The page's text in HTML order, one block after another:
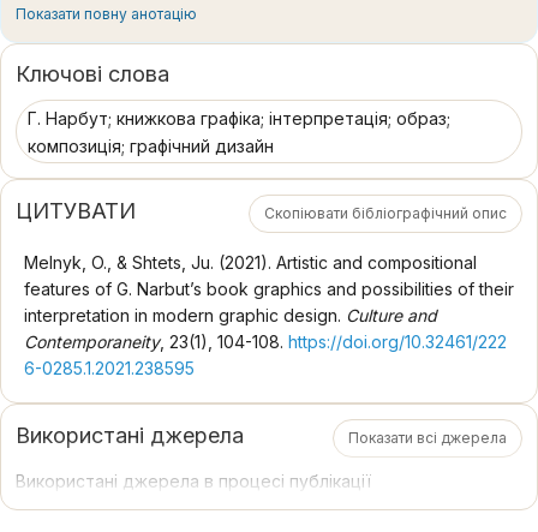
порівняльний, системний та емпіричний методи. Для
творів Г. Нарбута та їх впливу на сучасний дизайн
використано порівняльний, композиційний, візуально-
графічний та описовий методи. Наукова новизна роботи
полягає у комплексному аналізі графічних творів Г.
Нарбута, вияві особливостей їх графічно-композиційних
вирішень та визначенні принципів їх інтерпретації у
сьогодні, у контексті формування національної моделі
українського графічного дизайну, творчість Г. Нарбута
потребує не копіювання, а ретельного переосмислення.
Вивчення досвіду художника, систематизація та
робіт відкриває перспективу розвитку та інтерпретації їх у
творах дизайнерів ХХІ ст. Алгоритмом такої інтерпретації
переосмислення форми з точки зору традиційного
Показати повну анотацію
Ключові слова
Г. Нарбут; книжкова графіка; інтерпретація; образ;
композиція; графічний дизайн
ЦИТУВАТИ Скопіювати бібліографічний опис
Melnyk, O., & Shtets, Ju. (2021). Artistic and compositional
features of G. Narbut’s book graphics and possibilities of their
interpretation in modern graphic design. Culture and
Contemporaneity, 23(1), 104-108. https://doi.org/10.32461/222
6-0285.1.2021.238595
Використані джерела Показати всі джерела
Використані джерела в процесі публікації